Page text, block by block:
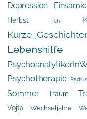
Depression
Herbst Ich
Lebenshilfe
Psychotherapie
Sommer Traum
Vojta Wechseljahre